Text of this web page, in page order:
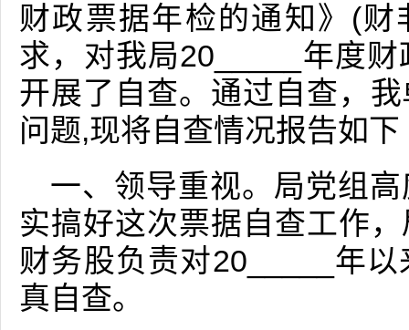
财政票据年检的通知》(财
求，对我局20_____年度
开展了自查。通过自查，
问题,现将自查情况报告如下
一、领导重视。局党组
实搞好这次票据自查工作
财务股负责对20_____年
真自查。